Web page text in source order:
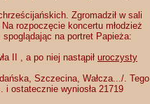
Zgromadził w sali
rozpoczęcie koncertu młodzież
spoglądając na portret Papieża:
II , a po niej nastąpił uroczysty
Szczecina, Wałcza.../. Tego
ostatecznie wyniosła 21719